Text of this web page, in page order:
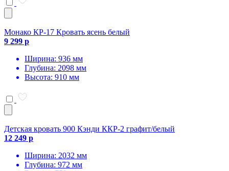
Монако КР-17 Кровать ясень белый
9 299 р
Ширина: 936 мм
Глубина: 2098 мм
Высота: 910 мм
Детская кровать 900 Кэнди ККР-2 графит/белый
12 249 р
Ширина: 2032 мм
Глубина: 972 мм